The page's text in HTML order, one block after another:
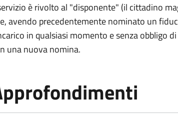
è rivolto al "disponente" (il cittadino
avendo precedentemente nominato un
in qualsiasi momento e senza obbligo
una nuova nomina.